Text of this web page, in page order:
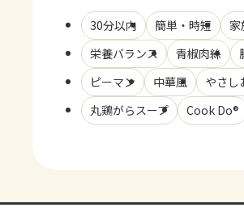
30分以内 簡単・時短
家
栄養バランス
青椒肉絲
ピーマン
中華風
やさし
丸鶏がらスープ
Cook Do®